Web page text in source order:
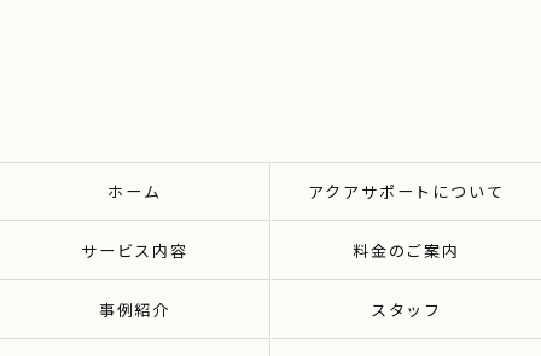
ホーム アクアサポートについて
サービス内容 料金のご案内
事例紹介 スタッフ